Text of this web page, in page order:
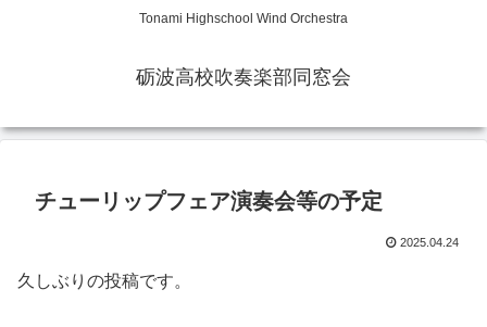
Tonami Highschool Wind Orchestra
砺波高校吹奏楽部同窓会
チューリップフェア演奏会等の予定
2025.04.24
久しぶりの投稿です。